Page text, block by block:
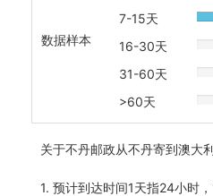
数据样本
7-15天
16-30天
31-60天
>60天
关于不丹邮政从不丹寄到澳大
1. 预计到达时间1天指24小时